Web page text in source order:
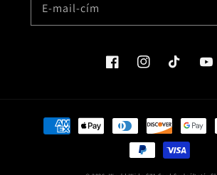
E-mail-cím
FacebookInstagramTikTok
Fizetési
módok